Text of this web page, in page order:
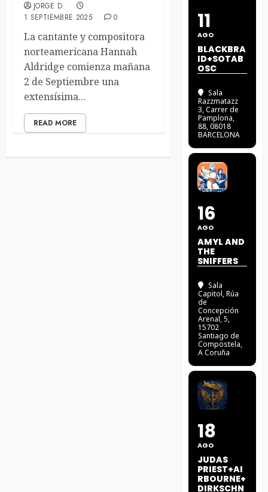
JORGE D.
1 SEPTIEMBRE 2025
0
La cantante y compositora
norteamericana Hannah
Aldridge comienza mañana
2 de Septiembre una
extensísima...
READ MORE
11
AGO
BLACKBRA
ID+SOTAB
OSC
Sala
Razzmatazz
3, Carrer de
Pamplona,
88, 08018
BARCELONA
16
AGO
AMYL AND
THE
SNIFFERS
Sala
Capitol, Rúa
de
Concepción
Arenal, 5,
15702
Santiago de
Compostela,
A Coruña
18
AGO
JUDAS
PRIEST+AI
RBOURNE+
DIRKSCHN